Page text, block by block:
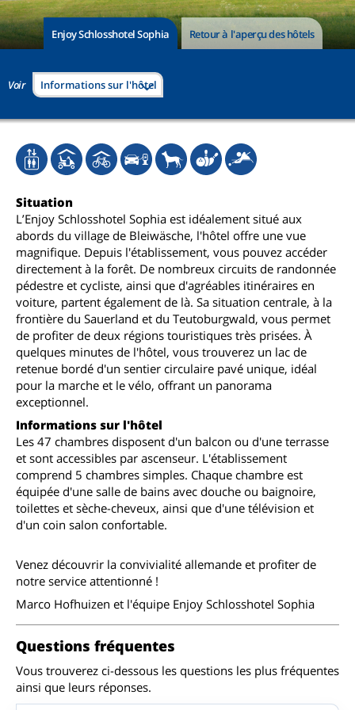
Enjoy Schlosshotel Sophia Retour à l'aperçu des hôtels
Voir Informations sur l'hôtel
Situation
L’Enjoy Schlosshotel Sophia est idéalement situé aux
abords du village de Bleiwäsche, l'hôtel offre une vue
magnifique. Depuis l'établissement, vous pouvez accéder
directement à la forêt. De nombreux circuits de randonnée
pédestre et cycliste, ainsi que d'agréables itinéraires en
voiture, partent également de là. Sa situation centrale, à la
frontière du Sauerland et du Teutoburgwald, vous permet
de profiter de deux régions touristiques très prisées. À
quelques minutes de l'hôtel, vous trouverez un lac de
retenue bordé d'un sentier circulaire pavé unique, idéal
pour la marche et le vélo, offrant un panorama
exceptionnel.
Informations sur l'hôtel
Les 47 chambres disposent d'un balcon ou d'une terrasse
et sont accessibles par ascenseur. L'établissement
comprend 5 chambres simples. Chaque chambre est
équipée d'une salle de bains avec douche ou baignoire,
toilettes et sèche-cheveux, ainsi que d'une télévision et
d'un coin salon confortable.
Venez découvrir la convivialité allemande et profiter de
notre service attentionné !
Marco Hofhuizen et l'équipe Enjoy Schlosshotel Sophia
Questions fréquentes
Vous trouverez ci-dessous les questions les plus fréquentes
ainsi que leurs réponses.